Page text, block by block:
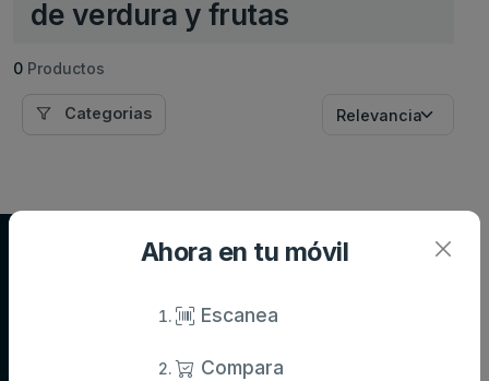
de verdura y frutas
0 Productos
Categorias
Ahora en tu móvil
Escanea
Compara
Supersupers.com
Información actualizada de miles de productos.